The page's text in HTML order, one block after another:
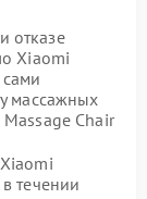
отказе
Xiaomi
массажных
Chair
течении